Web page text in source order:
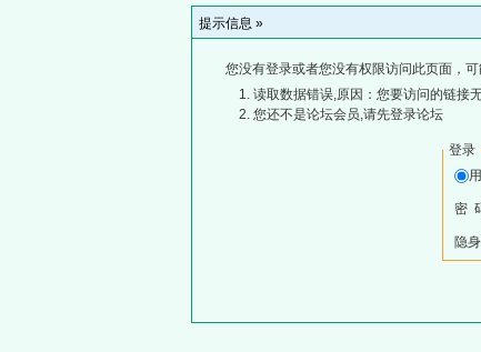
提示信息 »
您没有登录或者您没有权限访问此页面，
读取数据错误,原因：您要访问的链接
您还不是论坛会员,请先登录论坛
登录
密
隐